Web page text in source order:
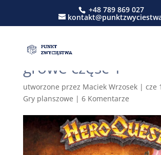
+48 789 869 027
Anglię czyli
growe część 1
utworzone przez Maciek Wrzosek| cze
Gry planszowe | 6 Komentarze